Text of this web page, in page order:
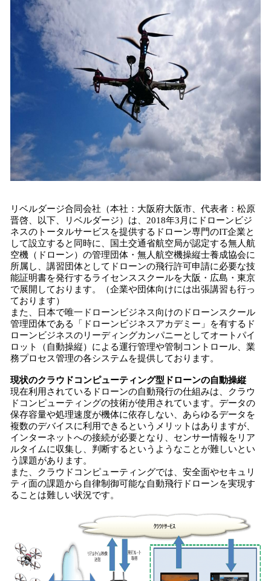
リベルダージ合同会社（本社：大阪府大阪市、代表者：松原
晋啓、以下、リベルダージ）は、2018年3月にドローンビジ
ネスのトータルサービスを提供するドローン専門のIT企業と
して設立すると同時に、国土交通省航空局が認定する無人航
空機（ドローン）の管理団体・無人航空機操縦士養成協会に
所属し、講習団体としてドローンの飛行許可申請に必要な技
能証明書を発行するライセンススクールを大阪・広島・東京
で展開しております。（企業や団体向けには出張講習も行っ
ております）
また、日本で唯一ドローンビジネス向けのドローンスクール
管理団体である「ドローンビジネスアカデミー」を有するド
ローンビジネスのリーディングカンパニーとしてオートパイ
ロット（自動操縦）による運行管理や管制コントロール、業
務プロセス管理の各システムを提供しております。
現状のクラウドコンピューティング型ドローンの自動操縦
現在利用されているドローンの自動飛行の仕組みは、クラウ
ドコンピューティングの技術が使用されています。データの
保存容量や処理速度が機体に依存しない、あらゆるデータを
複数のデバイスに利用できるというメリットはありますが、
インターネットへの接続が必要となり、センサー情報をリア
ルタイムに収集し、判断するというようなことが難しいとい
う課題があります。
また、クラウドコンピューティングでは、安全面やセキュリ
ティ面の課題から自律制御可能な自動飛行ドローンを実現す
ることは難しい状況です。